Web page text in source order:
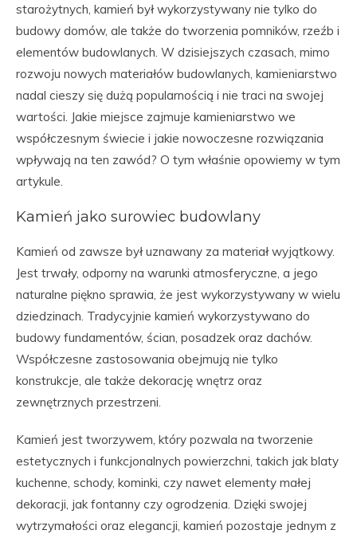
starożytnych, kamień był wykorzystywany nie tylko do
budowy domów, ale także do tworzenia pomników, rzeźb i
elementów budowlanych. W dzisiejszych czasach, mimo
rozwoju nowych materiałów budowlanych, kamieniarstwo
nadal cieszy się dużą popularnością i nie traci na swojej
wartości. Jakie miejsce zajmuje kamieniarstwo we
współczesnym świecie i jakie nowoczesne rozwiązania
wpływają na ten zawód? O tym właśnie opowiemy w tym
artykule.
Kamień jako surowiec budowlany
Kamień od zawsze był uznawany za materiał wyjątkowy.
Jest trwały, odporny na warunki atmosferyczne, a jego
naturalne piękno sprawia, że jest wykorzystywany w wielu
dziedzinach. Tradycyjnie kamień wykorzystywano do
budowy fundamentów, ścian, posadzek oraz dachów.
Współczesne zastosowania obejmują nie tylko
konstrukcje, ale także dekorację wnętrz oraz
zewnętrznych przestrzeni.
Kamień jest tworzywem, który pozwala na tworzenie
estetycznych i funkcjonalnych powierzchni, takich jak blaty
kuchenne, schody, kominki, czy nawet elementy małej
dekoracji, jak fontanny czy ogrodzenia. Dzięki swojej
wytrzymałości oraz elegancji, kamień pozostaje jednym z